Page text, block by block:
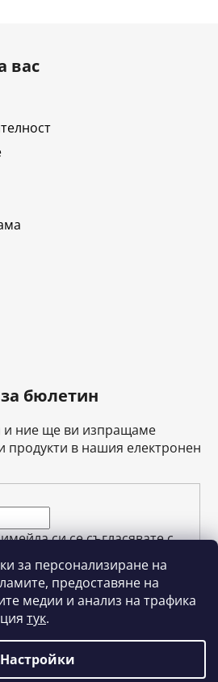
за персонализиране на
предоставяне на
медии и анализ на трафика
тук.
Настройки
вас
бюлетин
и ние ще ви изпращаме
продукти в нашия електронен
си се съгласявате с
ЗА